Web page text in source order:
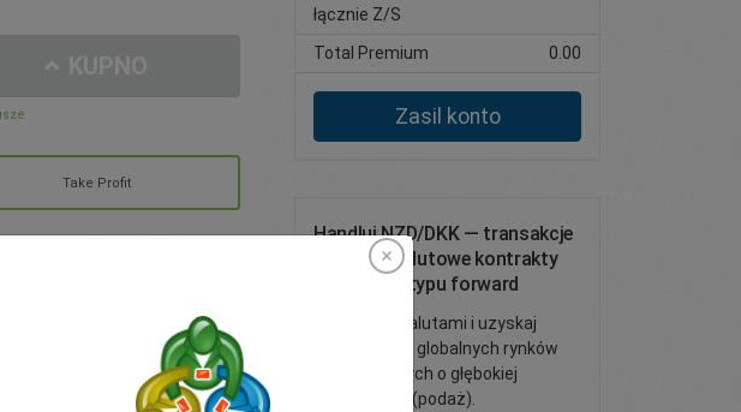
Take Profit
łącznie Z/S
Total Premium 0.00
Zasil konto
Handluj NZD/DKK — transakcje
spot lub walutowe kontrakty
terminowe typu forward
Handluj walutami i uzyskaj
dostęp do globalnych rynków
finansowych o głębokiej
płynności (podaż).